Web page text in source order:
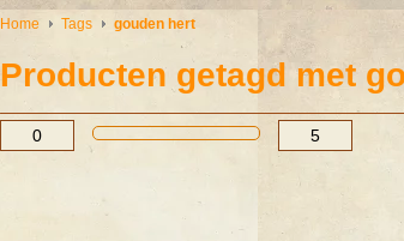
Home Tags gouden hert
Producten getagd met